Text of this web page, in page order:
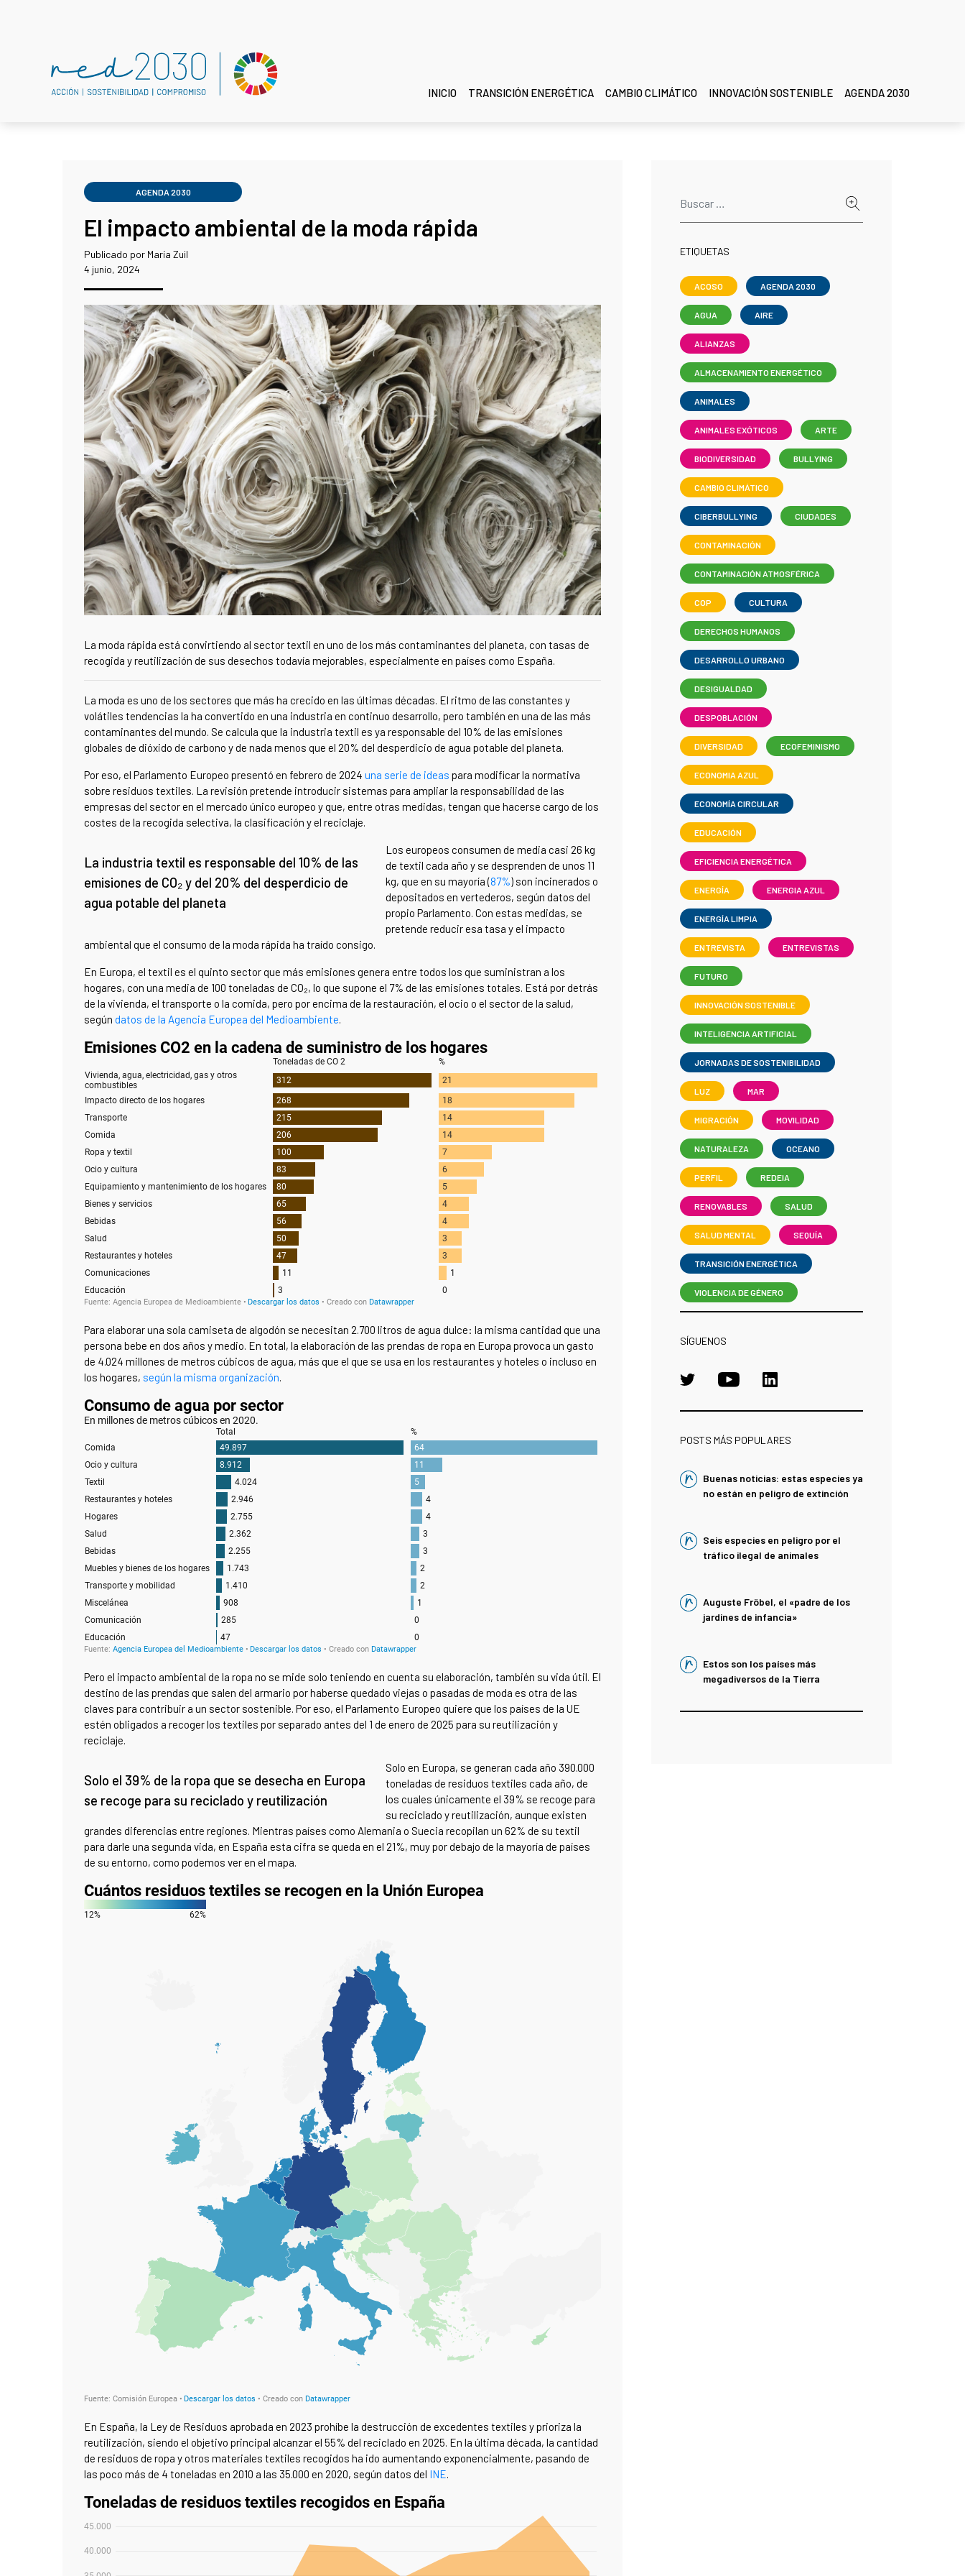
INICIO TRANSICIÓN ENERGÉTICA CAMBIO CLIMÁTICO INNOVACIÓN SOSTENIBLE AGENDA 2030
AGENDA 2030
El impacto ambiental de la moda rápida
Publicado por María Zuil
4 junio, 2024
La moda rápida está convirtiendo al sector textil en uno de los más contaminantes del planeta, con tasas de
recogida y reutilización de sus desechos todavía mejorables, especialmente en países como España.
La moda es uno de los sectores que más ha crecido en las últimas décadas. El ritmo de las constantes y
volátiles tendencias la ha convertido en una industria en continuo desarrollo, pero también en una de las más
contaminantes del mundo. Se calcula que la industria textil es ya responsable del 10% de las emisiones
globales de dióxido de carbono y de nada menos que el 20% del desperdicio de agua potable del planeta.
Por eso, el Parlamento Europeo presentó en febrero de 2024 una serie de ideas para modificar la normativa
sobre residuos textiles. La revisión pretende introducir sistemas para ampliar la responsabilidad de las
empresas del sector en el mercado único europeo y que, entre otras medidas, tengan que hacerse cargo de los
costes de la recogida selectiva, la clasificación y el reciclaje.
La industria textil es responsable del 10% de las
emisiones de CO₂ y del 20% del desperdicio de
agua potable del planeta
Los europeos consumen de media casi 26 kg
de textil cada año y se desprenden de unos 11
kg, que en su mayoría (87%) son incinerados o
depositados en vertederos, según datos del
propio Parlamento. Con estas medidas, se
pretende reducir esa tasa y el impacto
ambiental que el consumo de la moda rápida ha traído consigo.
En Europa, el textil es el quinto sector que más emisiones genera entre todos los que suministran a los
hogares, con una media de 100 toneladas de CO₂, lo que supone el 7% de las emisiones totales. Está por detrás
de la vivienda, el transporte o la comida, pero por encima de la restauración, el ocio o el sector de la salud,
según datos de la Agencia Europea del Medioambiente.
Para elaborar una sola camiseta de algodón se necesitan 2.700 litros de agua dulce: la misma cantidad que una
persona bebe en dos años y medio. En total, la elaboración de las prendas de ropa en Europa provoca un gasto
de 4.024 millones de metros cúbicos de agua, más que el que se usa en los restaurantes y hoteles o incluso en
los hogares, según la misma organización.
Pero el impacto ambiental de la ropa no se mide solo teniendo en cuenta su elaboración, también su vida útil. El
destino de las prendas que salen del armario por haberse quedado viejas o pasadas de moda es otra de las
claves para contribuir a un sector sostenible. Por eso, el Parlamento Europeo quiere que los países de la UE
estén obligados a recoger los textiles por separado antes del 1 de enero de 2025 para su reutilización y
reciclaje.
Solo el 39% de la ropa que se desecha en Europa
se recoge para su reciclado y reutilización
Solo en Europa, se generan cada año 390.000
toneladas de residuos textiles cada año, de
los cuales únicamente el 39% se recoge para
su reciclado y reutilización, aunque existen
grandes diferencias entre regiones. Mientras países como Alemania o Suecia recopilan un 62% de su textil
para darle una segunda vida, en España esta cifra se queda en el 21%, muy por debajo de la mayoría de países
de su entorno, como podemos ver en el mapa.
En España, la Ley de Residuos aprobada en 2023 prohíbe la destrucción de excedentes textiles y prioriza la
reutilización, siendo el objetivo principal alcanzar el 55% del reciclado en 2025. En la última década, la cantidad
de residuos de ropa y otros materiales textiles recogidos ha ido aumentando exponencialmente, pasando de
las poco más de 4 toneladas en 2010 a las 35.000 en 2020, según datos del INE.
ETIQUETAS
ACOSO AGENDA 2030
AGUA AIRE
ALIANZAS
ALMACENAMIENTO ENERGÉTICO
ANIMALES
ANIMALES EXÓTICOS ARTE
BIODIVERSIDAD BULLYING
CAMBIO CLIMÁTICO
CIBERBULLYING CIUDADES
CONTAMINACIÓN
CONTAMINACIÓN ATMOSFÉRICA
COP CULTURA
DERECHOS HUMANOS
DESARROLLO URBANO
DESIGUALDAD
DESPOBLACIÓN
DIVERSIDAD ECOFEMINISMO
ECONOMIA AZUL
ECONOMÍA CIRCULAR
EDUCACIÓN
EFICIENCIA ENERGÉTICA
ENERGÍA ENERGIA AZUL
ENERGÍA LIMPIA
ENTREVISTA ENTREVISTAS
FUTURO
INNOVACIÓN SOSTENIBLE
INTELIGENCIA ARTIFICIAL
JORNADAS DE SOSTENIBILIDAD
LUZ MAR
MIGRACIÓN MOVILIDAD
NATURALEZA OCEANO
PERFIL REDEIA
RENOVABLES SALUD
SALUD MENTAL SEQUÍA
TRANSICIÓN ENERGÉTICA
VIOLENCIA DE GÉNERO
SÍGUENOS
POSTS MÁS POPULARES
Buenas noticias: estas especies ya
no están en peligro de extinción
Seis especies en peligro por el
tráfico ilegal de animales
Auguste Fröbel, el «padre de los
jardines de infancia»
Estos son los países más
megadiversos de la Tierra